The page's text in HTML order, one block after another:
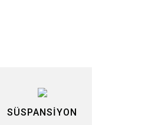
SÜSPANSİYON